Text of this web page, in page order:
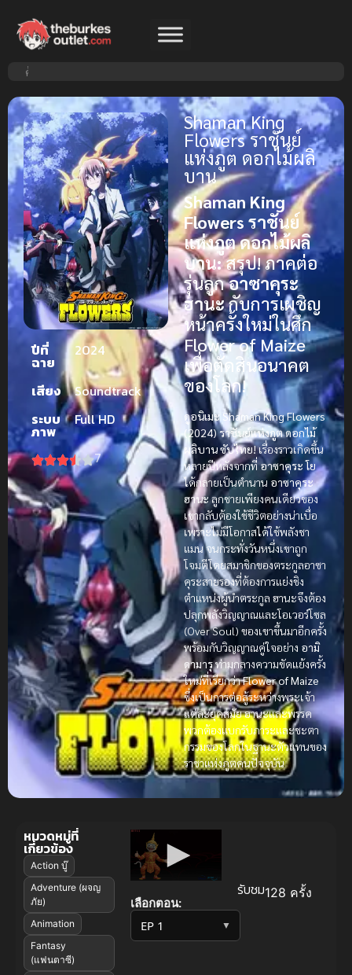
ปีที่
ฉาย
2024
เสียง
Soundtrack
ระบบ
ภาพ
Full HD
7
Shaman King
Flowers ราชันย์
แห่งภูต ดอกไม้ผลิ
บาน
Shaman King
Flowers ราชันย์
แห่งภูต ดอกไม้ผลิ
บาน:สรุป! ภาคต่อ
รุ่นลูกอาซาคุระ
ฮานะกับการเผชิญ
หน้าครั้งใหม่ในศึก
Flower of Maize
เพื่อตัดสินอนาคต
ของโลก!
ดูอนิเมะ Shaman King Flowers
(2024) ราชันย์แห่งภูต ดอกไม้
ผลิบาน ซับไทย!เรื่องราวเกิดขึ้น
หลายปีหลังจากที่อาซาคุระ โย
ได้กลายเป็นตำนาน อาซาคุระ
ฮานะลูกชายเพียงคนเดียวของ
เขากลับต้องใช้ชีวิตอย่างน่าเบื่อ
เพราะไม่มีโอกาสได้ใช้พลังชา
แมน จนกระทั่งวันหนึ่งเขาถูก
โจมตีโดยสมาชิกของตระกูลอาซา
คุระสายรองที่ต้องการแย่งชิง
ตำแหน่งผู้นำตระกูล ฮานะจึงต้อง
ปลุกพลังวิญญาณและโอเวอร์โซล
(Over Soul) ของเขาขึ้นมาอีกครั้ง
พร้อมกับวิญญาณคู่ใจอย่าง อามิ
ดามารุท่ามกลางความขัดแย้งครั้ง
ใหม่ที่เรียกว่าFlower of Maize
ซึ่งเป็นการต่อสู้ระหว่างพระเจ้า
แต่ละยุคสมัย ฮานะและพรรค
พวกต้องแบกรับภาระและชะตา
กรรมของโลกในฐานะตัวแทนของ
ราชาแห่งภูตคนปัจจุบัน
เลือกตอน:
▼
รับชม128 ครั้ง
หมวดหมู่ที่
เกี่ยวข้อง
Action บู๊
Adventure (ผจญ
ภัย)
Animation
Fantasy
(แฟนตาซี)